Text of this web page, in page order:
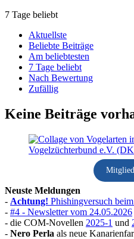
7 Tage beliebt
Aktuellste
Beliebte Beiträge
Am beliebtesten
7 Tage beliebt
Nach Bewertung
Zufällig
Keine Beiträge
Neuste Meldungen
- Achtung! Phishingversuch
- #4 - Newsletter vom 24.05.2026
- die COM-Novellen 2025-1 und
- Nero Perla als neue